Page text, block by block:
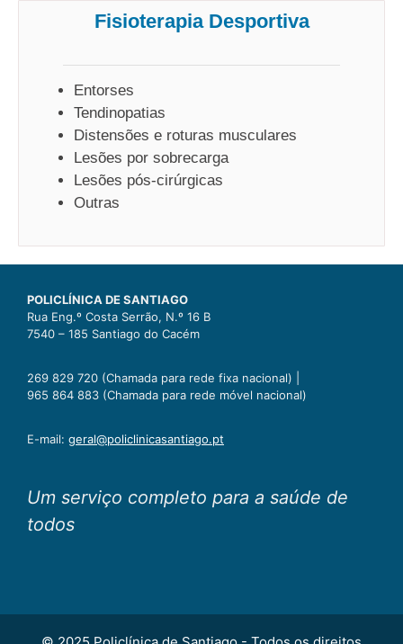
Fisioterapia Desportiva
Entorses
Tendinopatias
Distensões e roturas musculares
Lesões por sobrecarga
Lesões pós-cirúrgicas
Outras
POLICLÍNICA DE SANTIAGO
Rua Eng.º Costa Serrão, N.º 16 B
7540 – 185 Santiago do Cacém
269 829 720 (Chamada para rede fixa nacional) |
965 864 883 (Chamada para rede móvel nacional)
E-mail: geral@policlinicasantiago.pt
Um serviço completo para a saúde de
todos